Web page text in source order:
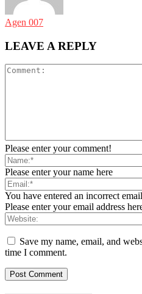
Agen 007
LEAVE A REPLY
Please enter your comment!
Please enter your name here
You have entered an incorrect
Please enter your email address
Save my name, email, and
time I comment.